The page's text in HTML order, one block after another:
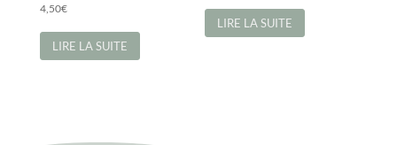
4,50€
LIRE LA SUITE
LIRE LA SUITE